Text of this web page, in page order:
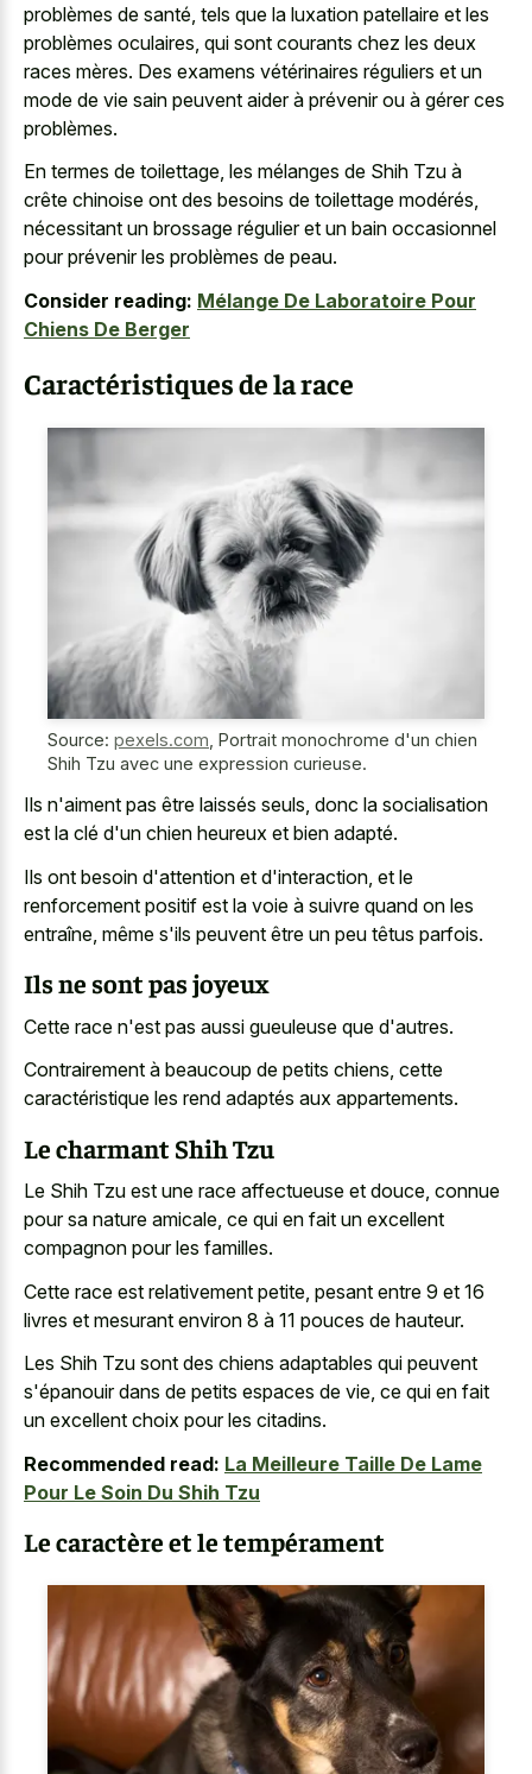
problèmes de santé, tels que la luxation patellaire et les
problèmes oculaires, qui sont courants chez les deux
races mères. Des examens vétérinaires réguliers et un
mode de vie sain peuvent aider à prévenir ou à gérer ces
problèmes.
En termes de toilettage, les mélanges de Shih Tzu à
crête chinoise ont des besoins de toilettage modérés,
nécessitant un brossage régulier et un bain occasionnel
pour prévenir les problèmes de peau.
Consider reading: Mélange De Laboratoire Pour
Chiens De Berger
Caractéristiques de la race
Source: pexels.com Portrait monochrome d'un chien
Shih Tzu avec une expression curieuse.
Ils n'aiment pas être laissés seuls, donc la socialisation
est la clé d'un chien heureux et bien adapté.
Ils ont besoin d'attention et d'interaction, et le
renforcement positif est la voie à suivre quand on les
entraîne, même s'ils peuvent être un peu têtus parfois.
Ils ne sont pas joyeux
Cette race n'est pas aussi gueuleuse que d'autres.
Contrairement à beaucoup de petits chiens, cette
caractéristique les rend adaptés aux appartements.
Le charmant Shih Tzu
Le Shih Tzu est une race affectueuse et douce, connue
pour sa nature amicale, ce qui en fait un excellent
compagnon pour les familles.
Cette race est relativement petite, pesant entre 9 et 16
livres et mesurant environ 8 à 11 pouces de hauteur.
Les Shih Tzu sont des chiens adaptables qui peuvent
s'épanouir dans de petits espaces de vie, ce qui en fait
un excellent choix pour les citadins.
Recommended read: La Meilleure Taille De Lame
Pour Le Soin Du Shih Tzu
Le caractère et le tempérament